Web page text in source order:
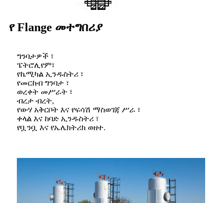
የ Flange መተግበሪያ
ግንባታዎች ፣
ፔትሮሊየም፣
የኬሚካል ኢንዱስትሪ ፣
የመርከብ ግንባታ ፣
ወረቀት መሥራት ፣
ብረታ ብረት,
የውሃ አቅርቦት እና የፍሳሽ ማስወገጃ ሥራ ፣
ቀላል እና ከባድ ኢንዱስትሪ ፣
የቧንቧ እና የኤሌክትሪክ ወዘተ.